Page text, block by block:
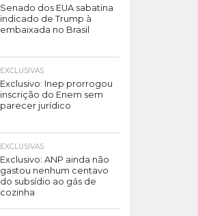
Senado dos EUA sabatina
indicado de Trump à
embaixada no Brasil
EXCLUSIVAS
Exclusivo: Inep prorrogou
inscrição do Enem sem
parecer jurídico
EXCLUSIVAS
Exclusivo: ANP ainda não
gastou nenhum centavo
do subsídio ao gás de
cozinha